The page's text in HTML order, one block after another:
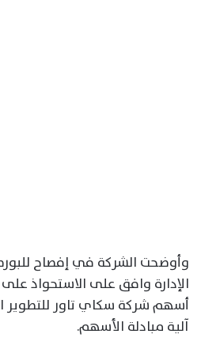
وأوضحت الشركة في إفصاح
أسهم شركة سكاي تاور للتطوير
آلية مبادلة الأسهم.